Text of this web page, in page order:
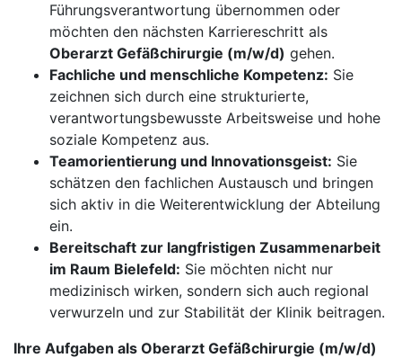
Führungsverantwortung übernommen oder
möchten den nächsten Karriereschritt als
Oberarzt Gefäßchirurgie (m/w/d) gehen.
Fachliche und menschliche Kompetenz: Sie
zeichnen sich durch eine strukturierte,
verantwortungsbewusste Arbeitsweise und hohe
soziale Kompetenz aus.
Teamorientierung und Innovationsgeist: Sie
schätzen den fachlichen Austausch und bringen
sich aktiv in die Weiterentwicklung der Abteilung
ein.
Bereitschaft zur langfristigen Zusammenarbeit
im Raum Bielefeld: Sie möchten nicht nur
medizinisch wirken, sondern sich auch regional
verwurzeln und zur Stabilität der Klinik beitragen.
Ihre Aufgaben als Oberarzt Gefäßchirurgie (m/w/d)